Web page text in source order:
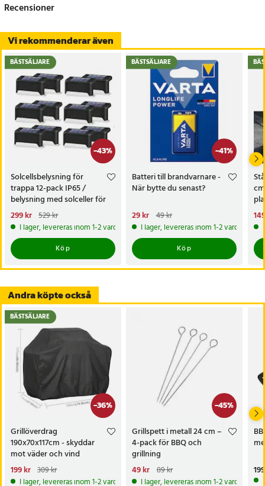
Vi rekommenderar även
-43%
BÄSTSÄLJARE
Solcellsbelysning för
trappa 12-pack IP65 /
belysning med solceller för
altan och staket /
trappbelysning
Nuvarande pris
299 krTidigare pris:529 kr
299 kr 529 kr
I lager, levereras inom 1-2 vardagar
Köp
-41%
BÄSTSÄLJARE
Batteri till brandvarnare -
När bytte du senast?
Nuvarande pris
29 krTidigare pris:49 kr
29 kr 49 kr
I lager, levereras inom 1-2 vardagar
Köp
Recensioner
Andra köpte också
-36%
BÄSTSÄLJARE
Grillöverdrag
190x70x117cm - skyddar
mot väder och vind
Nuvarande pris
199 krTidigare pris:309 kr
199 kr 309 kr
I lager, levereras inom 1-2 vardagar
-45%
Grillspett i metall 24 cm –
4-pack för BBQ och
grillning
Nuvarande pris
49 krTidigare pris:89 kr
49 kr 89 kr
I lager, levereras inom 1-2 vardagar